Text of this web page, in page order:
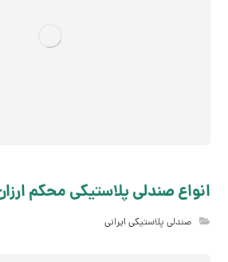
انواع صندلی پلاستیکی محکم
صندلی پلاستیکی ایرانی